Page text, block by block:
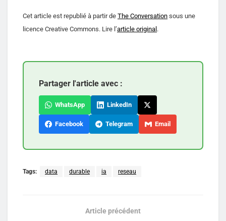
Cet article est republié à partir de The Conversation sous une
licence Creative Commons. Lire l’article original .
Partager l'article avec :
WhatsApp LinkedIn
Facebook Telegram Email
Tags: data durable ia reseau
Article précédent